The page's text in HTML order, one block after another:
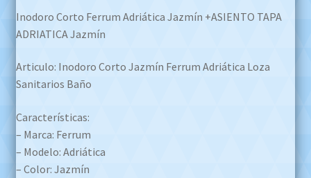
Inodoro Corto Ferrum Adriática Jazmín +ASIENTO TAPA
ADRIATICA Jazmín
Articulo: Inodoro Corto Jazmín Ferrum Adriática Loza
Sanitarios Baño
Características:
– Marca: Ferrum
– Modelo: Adriática
– Color: Jazmín